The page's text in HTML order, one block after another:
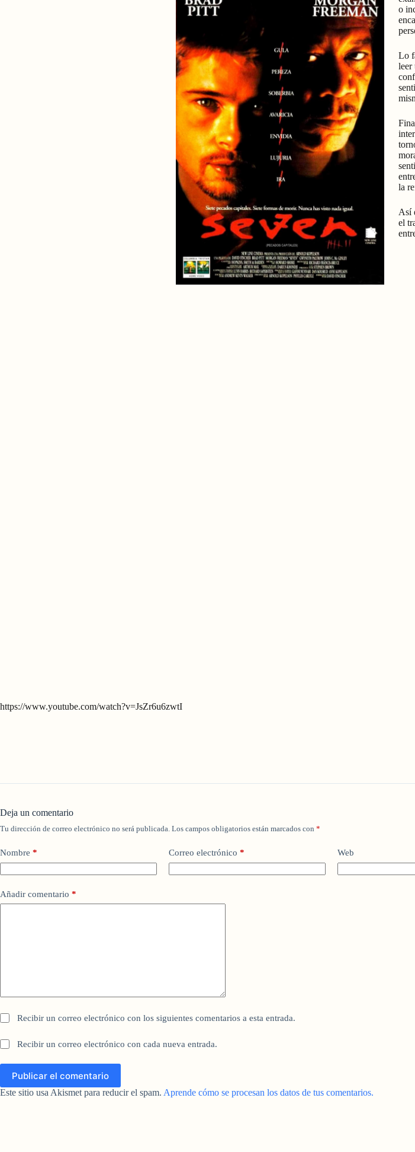
o
Lo
leer
la
Así
el
https://www.youtube.com/watch?v=JsZr6u6zwtI
Deja un comentario
Tu dirección de correo electrónico no será publicada. Los campos obligatorios están marcados con *
Nombre * Correo electrónico * Web
Añadir comentario *
Recibir un correo electrónico con los siguientes comentarios a esta entrada.
Recibir un correo electrónico con cada nueva entrada.
Publicar el comentario
Este sitio usa Akismet para reducir el spam. Aprende cómo se procesan los datos de tus comentarios.